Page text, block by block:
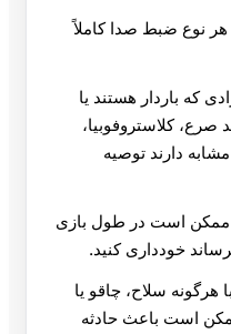
نوع ضبط صدا کاملاً
که باردار هستند یا
کلاستروفوبیا،
دارند توصیه
ممکن است در طول بازی
خودداری کنید.
هرگونه سلاح، چاقو یا
است باعث حادثه